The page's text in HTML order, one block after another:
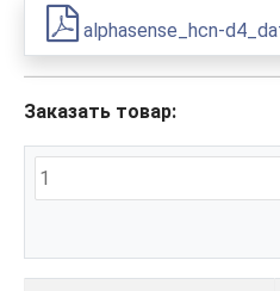
alphasense_hcn-
Заказать товар: